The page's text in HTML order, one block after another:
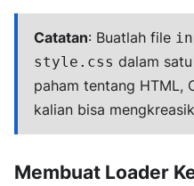
Catatan: Buatlah file
style.css dalam
paham tentang HTML,
kalian bisa
Membuat Loader